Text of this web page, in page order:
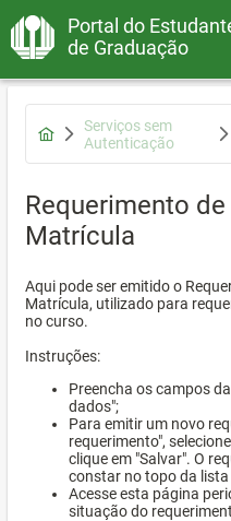
Portal do
de Graduação
Serviços sem
Autenticação
Requerimento
Matrícula
Aqui pode ser emitido o
Matrícula, utilizado para
no curso.
Instruções:
Preencha os campos
dados";
Para emitir um novo
requerimento",
clique em "Salvar". O
constar no topo da
Acesse esta página
situação do